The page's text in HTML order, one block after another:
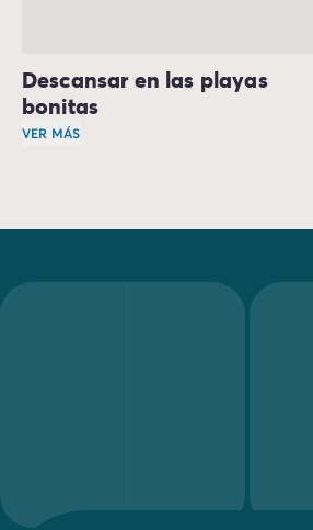
Descansar en las playas
bonitas
VER MÁS